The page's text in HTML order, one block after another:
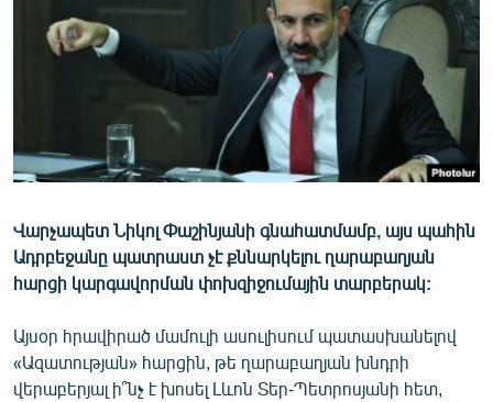
ՄԻՋԱԶԳԱՅԻՆ
ՄԵԿՆԱԲԱՆՈՒԹՅՈՒՆ
ՏՏ ԵՒ ԻՆՏԵՐՆԵՏ
ԿՈՐՈՆԱՎԻՐՈՒՍ
ԱՐԽԻՎ
ԲԱՆԱՎԵՃ
ՁԳՏԵԼՈՎ ԼԱՎԱԳՈՒՅՆԻՆ
Վարչապետ Նիկոլ Փաշինյանի գնահատմամբ, այս պահին
Ադրբեջանը պատրաստ չէ քննարկելու ղարաբաղյան
հարցի կարգավորման փոխզիջումային տարբերակ:
Այսօր հրավիրած մամուլի ասուլիսում պատասխանելով
«Ազատության» հարցին, թե ղարաբաղյան խնդրի
վերաբերյալ ի՞նչ է խոսել Լևոն Տեր-Պետրոսյանի հետ,